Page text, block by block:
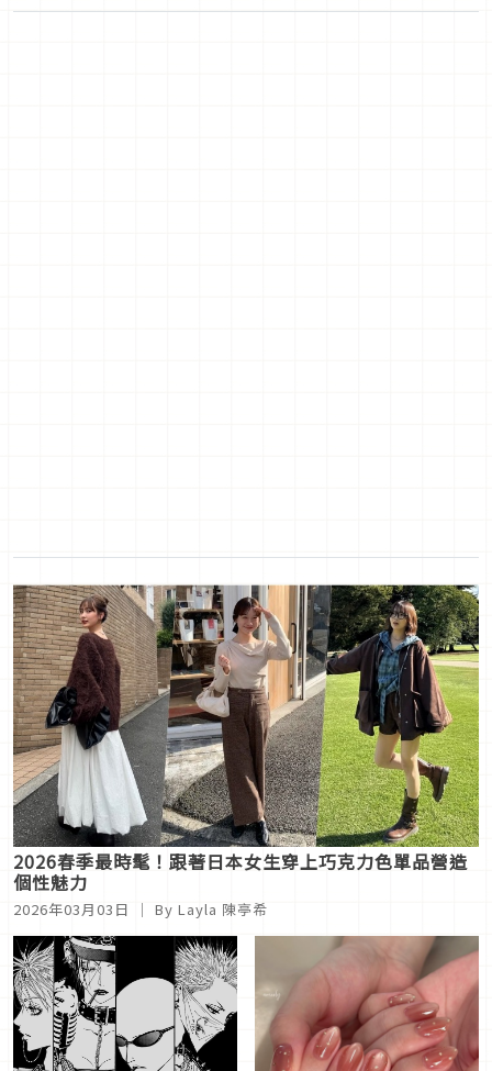
2026春季最時髦！跟著日本女生穿上巧克力色單品營造
個性魅力
2026年03月03日 ｜ By Layla 陳亭希